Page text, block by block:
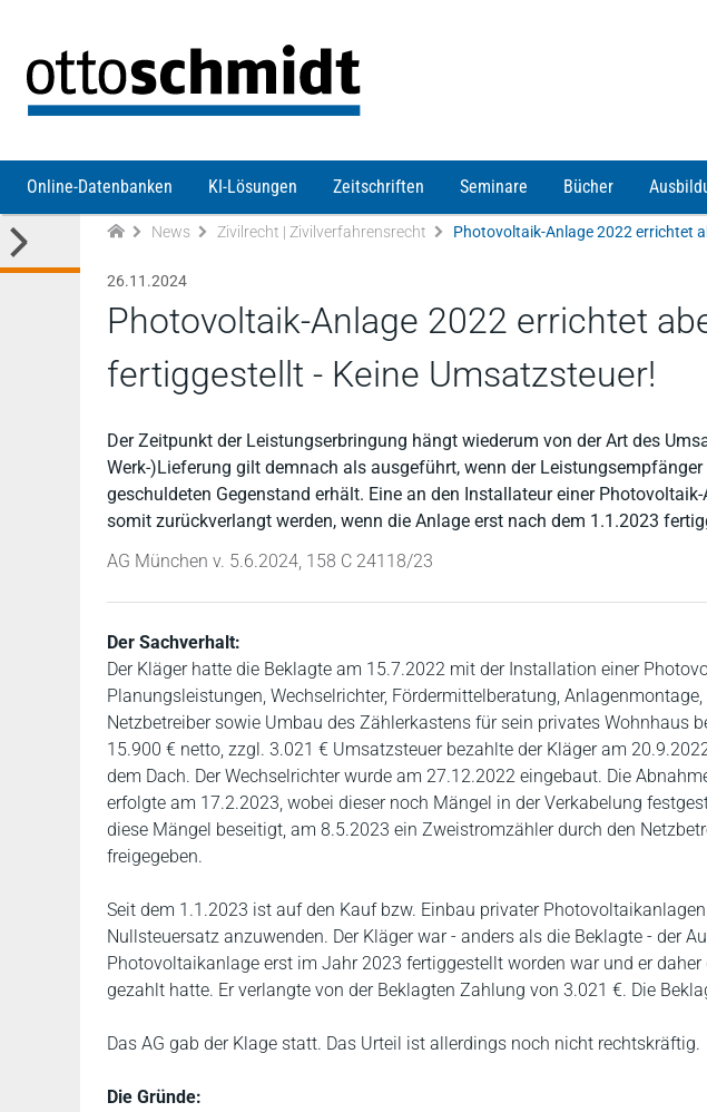
Online-Datenbanken KI-Lösungen Zeitschriften Seminare Bücher
News Zivilrecht | Zivilverfahrensrecht
26.11.2024
Photovoltaik-Anlage 2022 errichtet
fertiggestellt - Keine Umsatzsteuer!
Der Zeitpunkt der Leistungserbringung hängt wiederum von der Art des
Werk-)Lieferung gilt demnach als ausgeführt, wenn der
geschuldeten Gegenstand erhält. Eine an den Installateur einer
somit zurückverlangt werden, wenn die Anlage erst nach dem 1.1.2023
AG München v. 5.6.2024, 158 C 24118/23
Der Sachverhalt:
Der Kläger hatte die Beklagte am 15.7.2022 mit der Installation einer
Planungsleistungen, Wechselrichter, Fördermittelberatung,
Netzbetreiber sowie Umbau des Zählerkastens für sein privates Wohnhaus
15.900 € netto, zzgl. 3.021 € Umsatzsteuer bezahlte der Kläger am
dem Dach. Der Wechselrichter wurde am 27.12.2022 eingebaut. Die
erfolgte am 17.2.2023, wobei dieser noch Mängel in der Verkabelung
diese Mängel beseitigt, am 8.5.2023 ein Zweistromzähler durch den
freigegeben.
Seit dem 1.1.2023 ist auf den Kauf bzw. Einbau privater
Nullsteuersatz anzuwenden. Der Kläger war - anders als die Beklagte - der
Photovoltaikanlage erst im Jahr 2023 fertiggestellt worden war und er
gezahlt hatte. Er verlangte von der Beklagten Zahlung von 3.021 €. Die
Das AG gab der Klage statt. Das Urteil ist allerdings noch nicht rechtskräftig.
Die Gründe: